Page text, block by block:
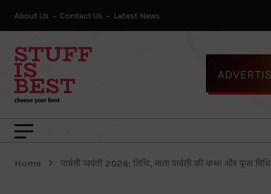
About Us Contact Us Latest News
Home पार्वती जयंती 2026: तिथि, माता पार्वती की कथा और पूजा विधि